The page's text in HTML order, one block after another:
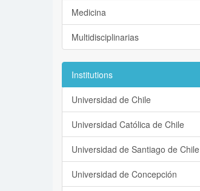
Medicina
Multidisciplinarias
Institutions
Universidad de Chile
Universidad Católica de Chile
Universidad de Santiago de Chile
Universidad de Concepción